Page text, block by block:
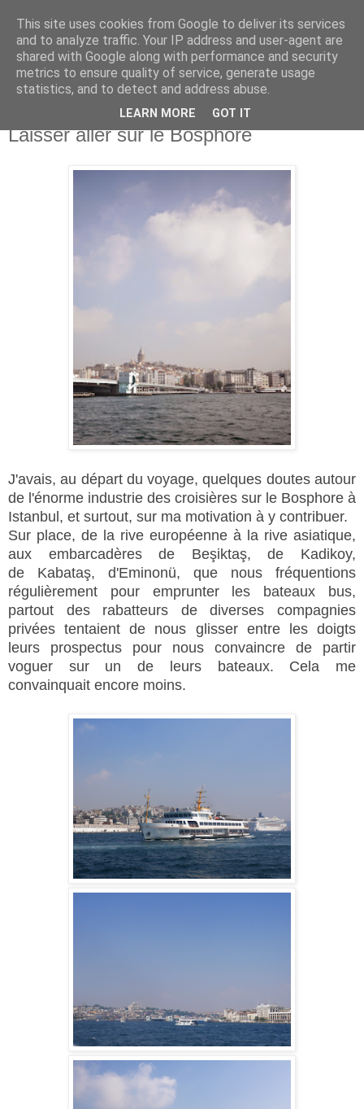
vendredi 3 octobre 2014
Laisser aller sur le Bosphore
J'avais, au départ du voyage, quelques doutes autour
de l'énorme industrie des croisières sur le Bosphore à
Istanbul, et surtout, sur ma motivation à y contribuer.
Sur place, de la rive européenne à la rive asiatique,
aux embarcadères de Beşiktaş, de Kadikoy,
de Kabataş, d'Eminonü, que nous fréquentions
régulièrement pour emprunter les bateaux bus,
partout des rabatteurs de diverses compagnies
privées tentaient de nous glisser entre les doigts
leurs prospectus pour nous convaincre de partir
voguer sur un de leurs bateaux. Cela me
convainquait encore moins.
This site uses cookies from Google to deliver its services
and to analyze traffic. Your IP address and user-agent are
shared with Google along with performance and security
metrics to ensure quality of service, generate usage
statistics, and to detect and address abuse.
LEARN MORE GOT IT